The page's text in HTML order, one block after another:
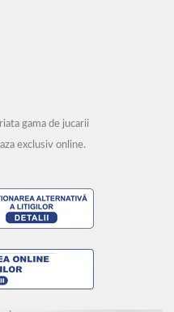
gama de jucarii
exclusiv online.